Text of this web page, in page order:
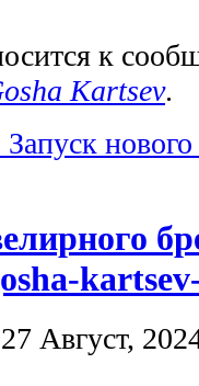
к
Kartsev.
Август,